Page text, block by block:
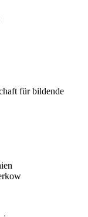
für bildende